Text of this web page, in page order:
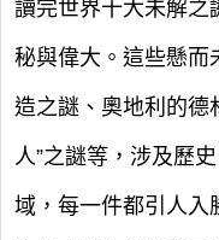
讀完世界十大未解之
秘與偉大。這些懸而
造之謎、奧地利的德
人”之謎等，涉及歷
域，每一件都引人入